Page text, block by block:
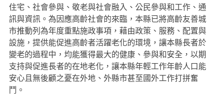
住宅、社會參與、敬老與社會融入、公民參與和工作、通
訊與資訊。為因應高齡社會的來臨，本縣已將高齡友善城
市推動列為年度重點施政事項，藉由政策、服務、配置與
設施，提供能促進高齡者活躍老化的環境，讓本縣長者於
變老的過程中，均能獲得最大的健康、參與和安全，以期
支持與促進長者的在地老化，讓本縣年輕工作年齡人口能
安心且無後顧之憂在外地、外縣市甚至國外工作打拼奮
鬥。